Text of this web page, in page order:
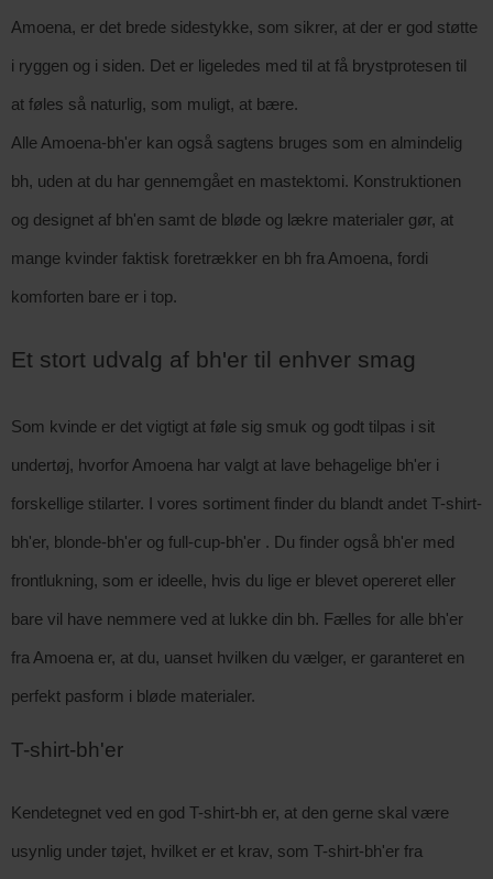
Amoena, er det brede sidestykke, som sikrer, at der er god støtte
i ryggen og i siden. Det er ligeledes med til at få brystprotesen til
at føles så naturlig, som muligt, at bære.
Alle Amoena-bh'er kan også sagtens bruges som en almindelig
bh, uden at du har gennemgået en mastektomi. Konstruktionen
og designet af bh'en samt de bløde og lækre materialer gør, at
mange kvinder faktisk foretrækker en bh fra Amoena, fordi
komforten bare er i top.
Et stort udvalg af bh'er til enhver smag
Som kvinde er det vigtigt at føle sig smuk og godt tilpas i sit
undertøj, hvorfor Amoena har valgt at lave behagelige bh'er i
forskellige stilarter. I vores sortiment finder du blandt andet T-shirt-
bh'er, blonde-bh'er og full-cup-bh'er . Du finder også bh'er med
frontlukning, som er ideelle, hvis du lige er blevet opereret eller
bare vil have nemmere ved at lukke din bh. Fælles for alle bh'er
fra Amoena er, at du, uanset hvilken du vælger, er garanteret en
perfekt pasform i bløde materialer.
T-shirt-bh'er
Kendetegnet ved en god T-shirt-bh er, at den gerne skal være
usynlig under tøjet, hvilket er et krav, som T-shirt-bh'er fra